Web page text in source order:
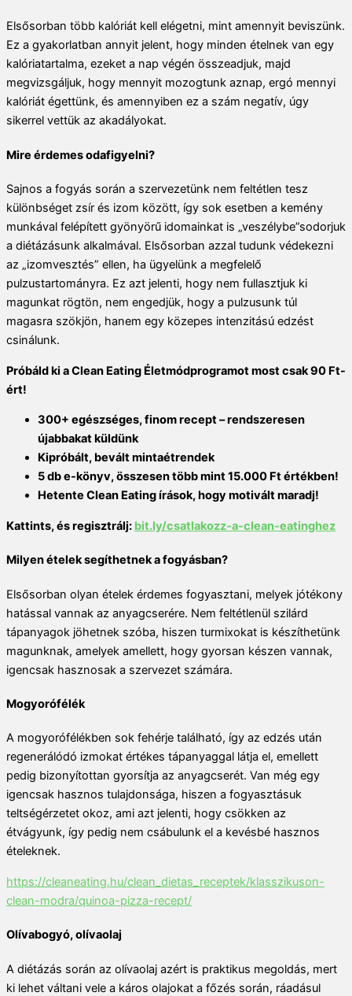
Elsősorban több kalóriát kell elégetni, mint amennyit beviszünk.
Ez a gyakorlatban annyit jelent, hogy minden ételnek van egy
kalóriatartalma, ezeket a nap végén összeadjuk, majd
megvizsgáljuk, hogy mennyit mozogtunk aznap, ergó mennyi
kalóriát égettünk, és amennyiben ez a szám negatív, úgy
sikerrel vettük az akadályokat.
Mire érdemes odafigyelni?
Sajnos a fogyás során a szervezetünk nem feltétlen tesz
különbséget zsír és izom között, így sok esetben a kemény
munkával felépített gyönyörű idomainkat is „veszélybe”sodorjuk
a diétázásunk alkalmával. Elsősorban azzal tudunk védekezni
az „izomvesztés” ellen, ha ügyelünk a megfelelő
pulzustartományra. Ez azt jelenti, hogy nem fullasztjuk ki
magunkat rögtön, nem engedjük, hogy a pulzusunk túl
magasra szökjön, hanem egy közepes intenzitású edzést
csinálunk.
Próbáld ki a Clean Eating Életmódprogramot most csak 90 Ft-
ért!
300+ egészséges, finom recept – rendszeresen
újabbakat küldünk
Kipróbált, bevált mintaétrendek
5 db e-könyv, összesen több mint 15.000 Ft értékben!
Hetente Clean Eating írások, hogy motivált maradj!
Kattints, és regisztrálj: bit.ly/csatlakozz-a-clean-eatinghez
Milyen ételek segíthetnek a fogyásban?
Elsősorban olyan ételek érdemes fogyasztani, melyek jótékony
hatással vannak az anyagcserére. Nem feltétlenül szilárd
tápanyagok jöhetnek szóba, hiszen turmixokat is készíthetünk
magunknak, amelyek amellett, hogy gyorsan készen vannak,
igencsak hasznosak a szervezet számára.
Mogyorófélék
A mogyorófélékben sok fehérje található, így az edzés után
regenerálódó izmokat értékes tápanyaggal látja el, emellett
pedig bizonyítottan gyorsítja az anyagcserét. Van még egy
igencsak hasznos tulajdonsága, hiszen a fogyasztásuk
teltségérzetet okoz, ami azt jelenti, hogy csökken az
étvágyunk, így pedig nem csábulunk el a kevésbé hasznos
ételeknek.
https://cleaneating.hu/clean_dietas_receptek/klasszikuson-
clean-modra/quinoa-pizza-recept/
Olívabogyó, olívaolaj
A diétázás során az olívaolaj azért is praktikus megoldás, mert
ki lehet váltani vele a káros olajokat a főzés során, ráadásul